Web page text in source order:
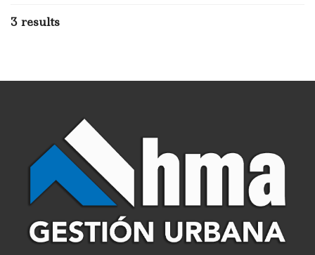
3 results